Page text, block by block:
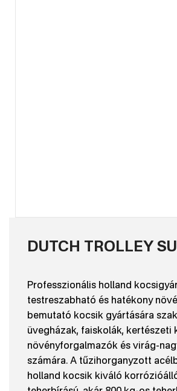
DUTCH TROLLEY
Professzionális holland
testreszabható és hatékony
bemutató kocsik gyártására
üvegházak, faiskolák, kertészeti
növényforgalmazók és virág-
számára. A tűzihorganyzott
holland kocsik kiváló